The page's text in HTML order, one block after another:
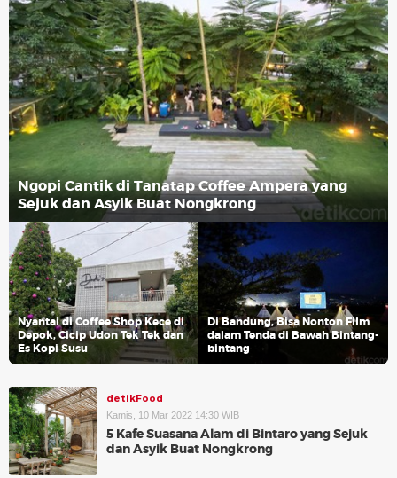
Ngopi Cantik di Tanatap Coffee Ampera yang
Sejuk dan Asyik Buat Nongkrong
Nyantai di Coffee Shop Kece di
Depok, Cicip Udon Tek Tek dan
Es Kopi Susu
Di Bandung, Bisa Nonton Film
dalam Tenda di Bawah Bintang-
bintang
detikFood
Kamis, 10 Mar 2022 14:30 WIB
5 Kafe Suasana Alam di Bintaro yang Sejuk
dan Asyik Buat Nongkrong